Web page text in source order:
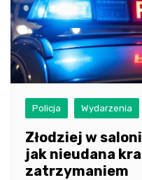
Policja Wydarzenia
Złodziej w
jak nieudana
zatrzymaniem